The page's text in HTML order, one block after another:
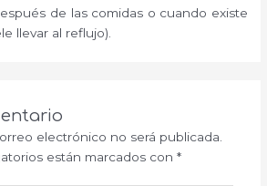
de las comidas o cuando existe
llevar al reflujo).
electrónico no será publicada.
están marcados con *